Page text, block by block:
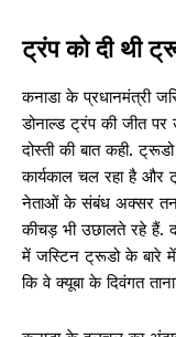
ट्रंप को दी थी
कनाडा के प्रधानमंत्री
डोनाल्ड ट्रंप की जीत
दोस्ती की बात कही.
कार्यकाल चल रहा है और
नेताओं के संबंध अक्सर
कीचड़ भी उछालते रहे हैं.
में जस्टिन ट्रूडो के बारे
कि वे क्यूबा के दिवंगत